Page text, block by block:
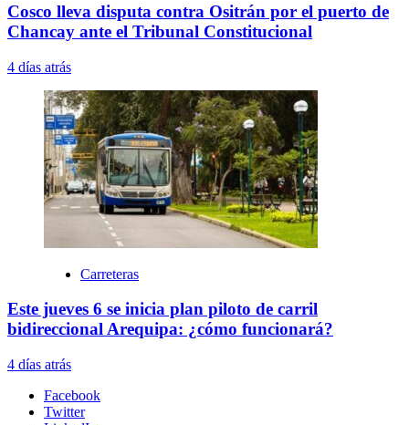
Cosco lleva disputa contra Ositrán por el puerto de
Chancay ante el Tribunal Constitucional
4 días atrás
Carreteras
Este jueves 6 se inicia plan piloto de carril
bidireccional Arequipa: ¿cómo funcionará?
4 días atrás
Facebook
Twitter